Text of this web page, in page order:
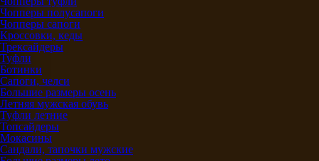
Чопперы полусапоги
Чопперы сапоги
Кроссовки, кеды
Трексайдеры
Туфли
Ботинки
Сапоги, челси
Большие размеры осень
Летняя мужская обувь
Туфли летние
Топсайдеры
Мокасины
Сандали, тапочки мужские